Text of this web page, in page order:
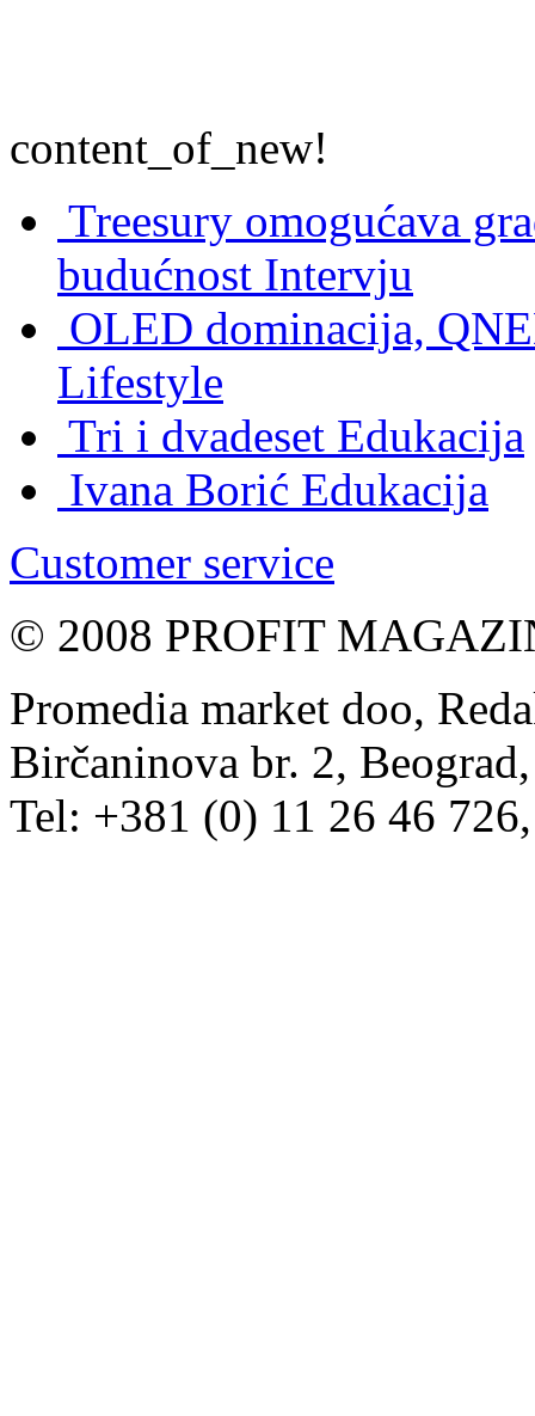
content_of_new!
Treesury omogućava
budućnost Intervju
OLED dominacija,
Lifestyle
Tri i dvadeset Edukacija
Ivana Borić Edukacija
Customer service
© 2008 PROFIT
Promedia market doo,
Birčaninova br. 2,
Tel: +381 (0) 11 26 46